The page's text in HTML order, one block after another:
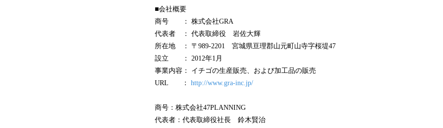
■会社概要
商号 ： 株式会社GRA
代表者 ： 代表取締役 岩佐大輝
所在地 ： 〒989-2201 宮城県亘理郡山元町山寺字桜堤47
設立 ： 2012年1月
事業内容： イチゴの生産販売、および加工品の販売
URL ： http://www.gra-inc.jp/
商号：株式会社47PLANNING
代表者：代表取締役社長 鈴木賢治